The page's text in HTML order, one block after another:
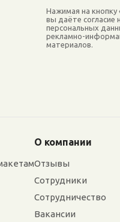
Нажимая на кнопку
вы даёте согласие
персональных
рекламно-
материалов.
О компании
Отзывы
Сотрудники
Сотрудничество
Вакансии